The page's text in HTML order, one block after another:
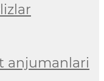
anjumanlari